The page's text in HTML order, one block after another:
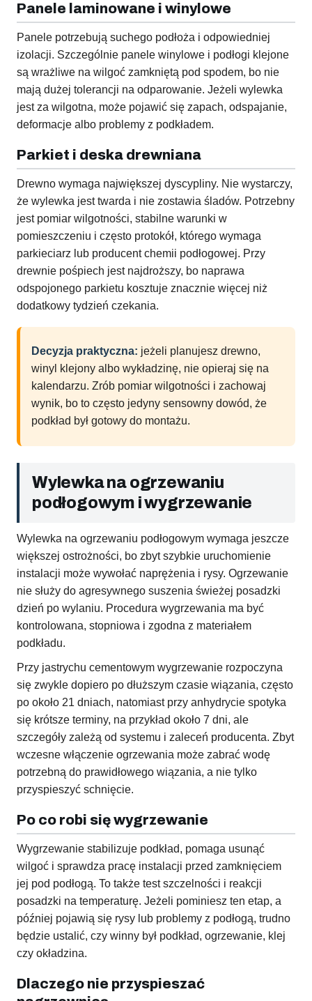
Panele laminowane i winylowe
Panele potrzebują suchego podłoża i odpowiedniej
izolacji. Szczególnie panele winylowe i podłogi klejone
są wrażliwe na wilgoć zamkniętą pod spodem, bo nie
mają dużej tolerancji na odparowanie. Jeżeli wylewka
jest za wilgotna, może pojawić się zapach, odspajanie,
deformacje albo problemy z podkładem.
Parkiet i deska drewniana
Drewno wymaga największej dyscypliny. Nie wystarczy,
że wylewka jest twarda i nie zostawia śladów. Potrzebny
jest pomiar wilgotności, stabilne warunki w
pomieszczeniu i często protokół, którego wymaga
parkieciarz lub producent chemii podłogowej. Przy
drewnie pośpiech jest najdroższy, bo naprawa
odspojonego parkietu kosztuje znacznie więcej niż
dodatkowy tydzień czekania.
Decyzja praktyczna: jeżeli planujesz drewno,
winyl klejony albo wykładzinę, nie opieraj się na
kalendarzu. Zrób pomiar wilgotności i zachowaj
wynik, bo to często jedyny sensowny dowód, że
podkład był gotowy do montażu.
Wylewka na ogrzewaniu
podłogowym i wygrzewanie
Wylewka na ogrzewaniu podłogowym wymaga jeszcze
większej ostrożności, bo zbyt szybkie uruchomienie
instalacji może wywołać naprężenia i rysy. Ogrzewanie
nie służy do agresywnego suszenia świeżej posadzki
dzień po wylaniu. Procedura wygrzewania ma być
kontrolowana, stopniowa i zgodna z materiałem
podkładu.
Przy jastrychu cementowym wygrzewanie rozpoczyna
się zwykle dopiero po dłuższym czasie wiązania, często
po około 21 dniach, natomiast przy anhydrycie spotyka
się krótsze terminy, na przykład około 7 dni, ale
szczegóły zależą od systemu i zaleceń producenta. Zbyt
wczesne włączenie ogrzewania może zabrać wodę
potrzebną do prawidłowego wiązania, a nie tylko
przyspieszyć schnięcie.
Po co robi się wygrzewanie
Wygrzewanie stabilizuje podkład, pomaga usunąć
wilgoć i sprawdza pracę instalacji przed zamknięciem
jej pod podłogą. To także test szczelności i reakcji
posadzki na temperaturę. Jeżeli pominiesz ten etap, a
później pojawią się rysy lub problemy z podłogą, trudno
będzie ustalić, czy winny był podkład, ogrzewanie, klej
czy okładzina.
Dlaczego nie przyspieszać